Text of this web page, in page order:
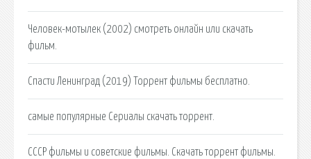
Человек-мотылек (2002) смотреть онлайн или скачать
фильм.
Спасти Ленинград (2019) Торрент фильмы бесплатно.
самые популярные Сериалы скачать торрент.
СССР фильмы и советские фильмы. Скачать торрент фильмы.